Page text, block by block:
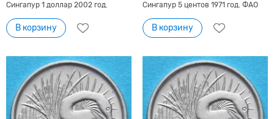
Сингапур 1 доллар 2002 год.
В корзину
Сингапур 5 центов 1971 год. ФАО
В корзину